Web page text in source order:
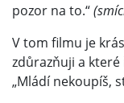
pozor na to.“
V tom filmu je
zdůrazňuji a které
„Mládí nekoupíš,